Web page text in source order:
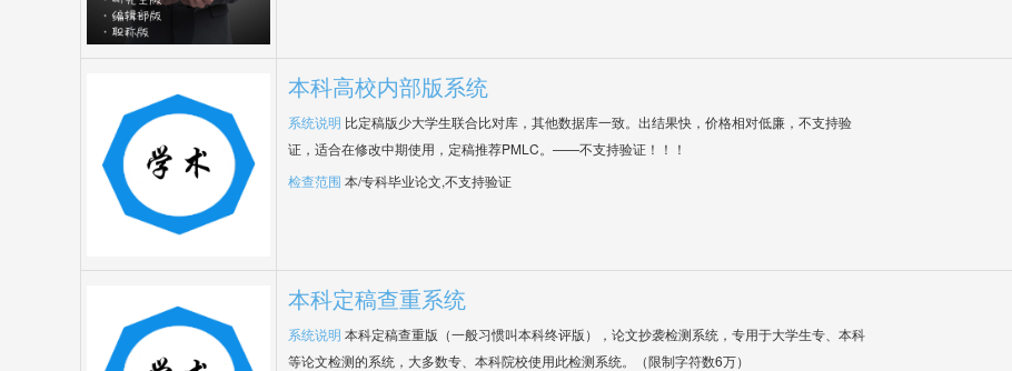
本科高校内部版系统
系统说明 比定稿版少大学生联合比对库，其他数据库一致。出结果快，价格相对低廉，不支持验
证，适合在修改中期使用，定稿推荐PMLC。——不支持验证！！！
检查范围 本/专科毕业论文,不支持验证
本科定稿查重系统
系统说明 本科定稿查重版（一般习惯叫本科终评版），论文抄袭检测系统，专用于大学生专、本科
等论文检测的系统，大多数专、本科院校使用此检测系统。（限制字符数6万）